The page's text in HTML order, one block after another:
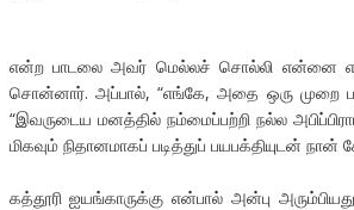
என்ற பாடலை அவர் மெல்லச் சொல்லி என்னை
சொன்னார். அப்பால், “எங்கே, அதை ஒரு முறை
“இவருடைய மனத்தில் நம்மைப்பற்றி நல்ல
மிகவும் நிதானமாகப் படித்துப் பயபக்தியுடன்
கத்தூரி ஐயங்காருக்கு என்பால் அன்பு